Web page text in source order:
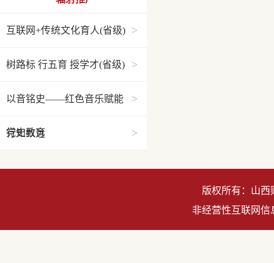
互联网+传统文化育人(省级) >
树路标 行五育 授学才(省级) >
以音铭史——红色音乐赋能
党史教育
>
行知致远 >
版权所有：山
非经营性互联网信